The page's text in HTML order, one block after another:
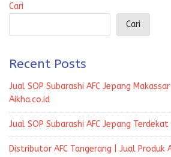
Cari
Cari
Recent Posts
Jual SOP Subarashi AFC Jepang
Aikha.co.id
Jual SOP Subarashi AFC Jepang
Distributor AFC Tangerang | Jual Produk